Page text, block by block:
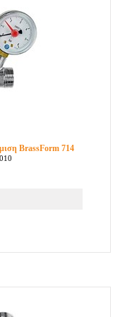
BrassForm 714